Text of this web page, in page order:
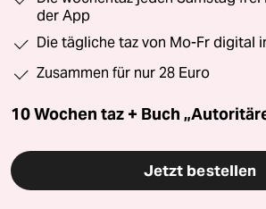
der App
Die tägliche taz von Mo-Fr digital
Zusammen für nur 28 Euro
10 Wochen taz + Buch
Jetzt bestellen